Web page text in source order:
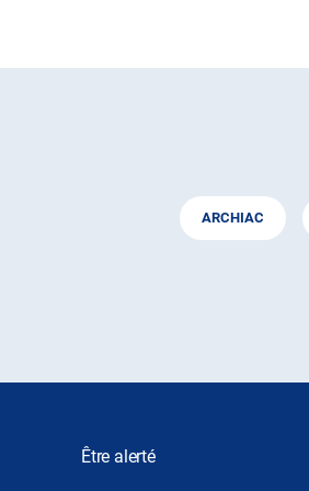
ARCHIAC
Être alerté